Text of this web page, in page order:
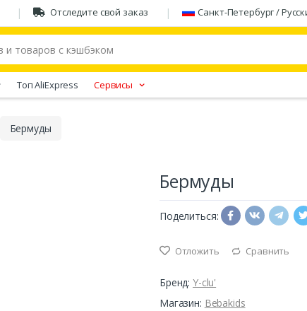
Отследите свой заказ Санкт-Петербург /
Tоп AliExpress Сервисы
Бермуды
Бермуды
Поделиться:
Отложить Сравнить
Бренд: Y-clu'
Магазин: Bebakids